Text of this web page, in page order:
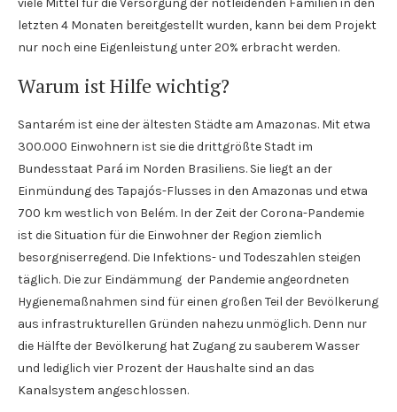
letzten 4 Monaten bereitgestellt wurden, kann bei dem Projekt
nur noch eine Eigenleistung unter 20% erbracht werden.
Warum ist Hilfe wichtig?
Santarém ist eine der ältesten Städte am Amazonas. Mit etwa
300.000 Einwohnern ist sie die drittgrößte Stadt im
Bundesstaat Pará im Norden Brasiliens. Sie liegt an der
Einmündung des Tapajós-Flusses in den Amazonas und etwa
700 km westlich von Belém. In der Zeit der Corona-Pandemie
ist die Situation für die Einwohner der Region ziemlich
besorgniserregend. Die Infektions- und Todeszahlen steigen
täglich. Die zur Eindämmung der Pandemie angeordneten
Hygienemaßnahmen sind für einen großen Teil der Bevölkerung
aus infrastrukturellen Gründen nahezu unmöglich. Denn nur
die Hälfte der Bevölkerung hat Zugang zu sauberem Wasser
und lediglich vier Prozent der Haushalte sind an das
Kanalsystem angeschlossen.